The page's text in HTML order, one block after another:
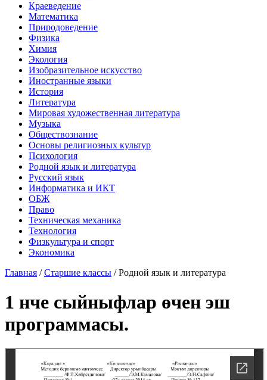
Краеведение
Математика
Природоведение
Физика
Химия
Экология
Изобразительное искусство
Иностранные языки
История
Литература
Мировая художественная литература
Музыка
Обществознание
Основы религиозных культур
Психология
Родной язык и литература
Русский язык
Информатика и ИКТ
ОБЖ
Право
Техническая механика
Технология
Физкультура и спорт
Экономика
Главная /Старшие классы /Родной язык и литература
1 нче сыйныфлар өчен эш
программасы.